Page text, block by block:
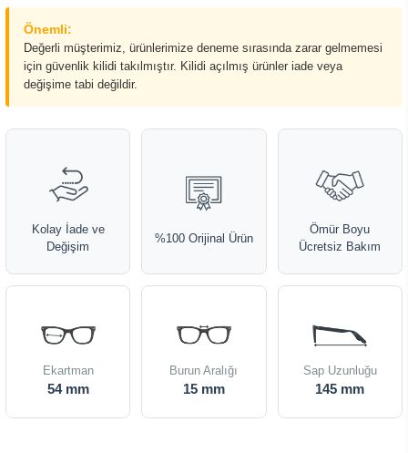
Önemli:
Değerli müşterimiz, ürünlerimize deneme sırasında zarar gelmemesi
için güvenlik kilidi takılmıştır. Kilidi açılmış ürünler iade veya
değişime tabi değildir.
Kolay İade ve
Değişim
%100 Orijinal Ürün
Ömür Boyu
Ücretsiz Bakım
Ekartman
54 mm
Burun Aralığı
15 mm
Sap Uzunluğu
145 mm